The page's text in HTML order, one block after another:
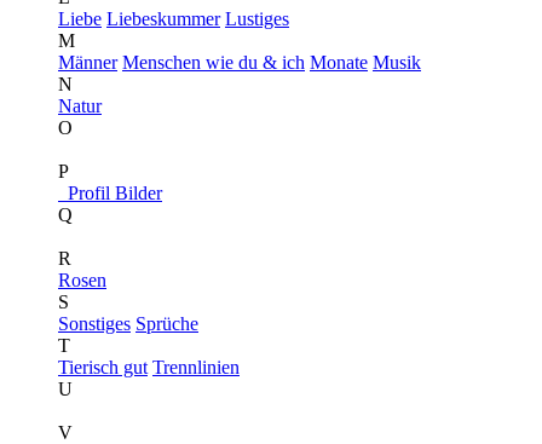
Liebe Liebeskummer Lustiges
M
Männer Menschen wie du & ich Monate Musik
N
Natur
O
P
Profil Bilder
Q
R
Rosen
S
Sonstiges Sprüche
T
Tierisch gut Trennlinien
U
V